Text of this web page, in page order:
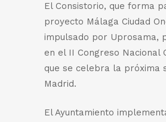
El Consistorio, que forma
proyecto Málaga Ciudad
impulsado por Uprosama,
en el II Congreso Nacional
que se celebra la próxima
Madrid.
El Ayuntamiento